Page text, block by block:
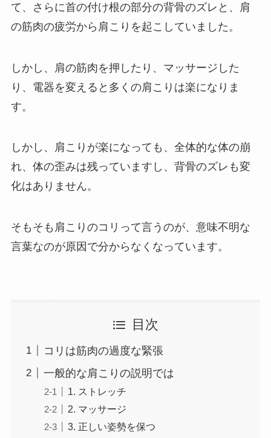
て、さらに首の付け根の部分の背骨のズレと、肩
の筋肉の疲労から肩こりを起こしていました。
しかし、肩の筋肉を押したり、マッサージした
り、電器を変えると多くの肩こりは楽になりま
す。
しかし、肩こりが楽になっても、全体的な体の崩
れ、体の歪みは残っていますし、背骨のズレも変
化はありません。
そもそも肩こりのコリって言うのが、意味不明な
言葉なのが原因で分からなくなっています。
目次
コリは筋肉の過度な緊張
一般的な肩こりの説明では
1. ストレッチ
2. マッサージ
3. 正しい姿勢を保つ